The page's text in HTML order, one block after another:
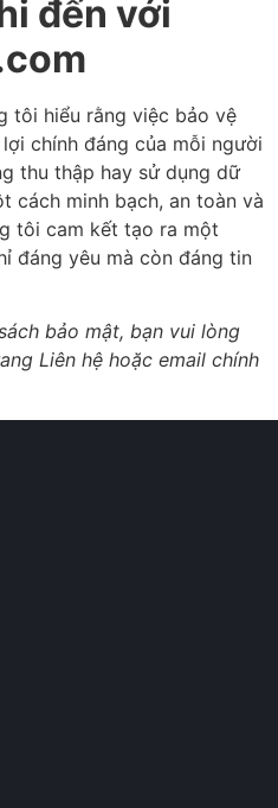
đến với
tôi hiểu rằng việc bảo vệ
chính đáng của mỗi người
thu thập hay sử dụng dữ
cách minh bạch, an toàn và
tôi cam kết tạo ra một
đáng yêu mà còn đáng tin
bảo mật, bạn vui lòng
Liên hệ hoặc email chính